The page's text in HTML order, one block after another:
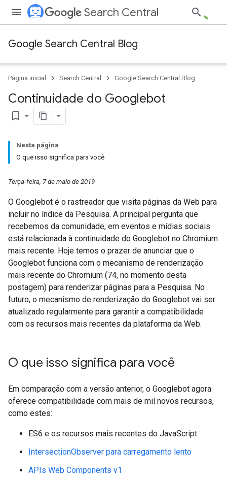
Search Central
Google Search Central Blog
Página inicial Search Central Google Search Central Blog
Continuidade do Googlebot
bookmark_border
Nesta página
O que isso significa para você
Terça-feira, 7 de maio de 2019
O Googlebot é o rastreador que visita páginas da Web para
incluir no índice da Pesquisa. A principal pergunta que
recebemos da comunidade, em eventos e mídias sociais
está relacionada à continuidade do Googlebot no Chromium
mais recente. Hoje temos o prazer de anunciar que o
Googlebot funciona com o mecanismo de renderização
mais recente do Chromium (74, no momento desta
postagem) para renderizar páginas para a Pesquisa. No
futuro, o mecanismo de renderização do Googlebot vai ser
atualizado regularmente para garantir a compatibilidade
com os recursos mais recentes da plataforma da Web.
O que isso significa para você
Em comparação com a versão anterior, o Googlebot agora
oferece compatibilidade com mais de mil novos recursos,
como estes:
ES6 e os recursos mais recentes do JavaScript
IntersectionObserver para carregamento lento
APIs Web Components v1